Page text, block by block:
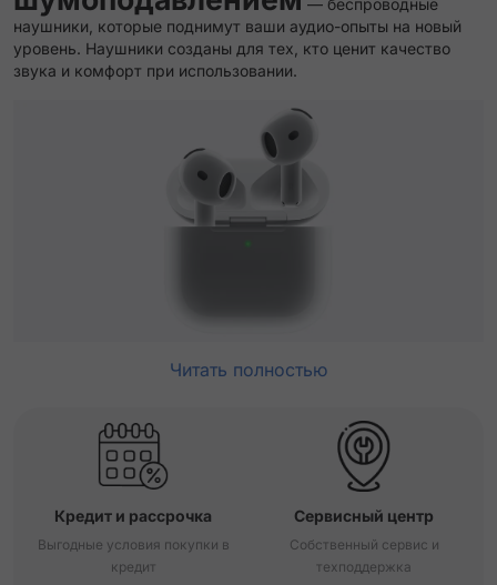
— беспроводные
наушники, которые поднимут ваши аудио-опыты на новый
уровень. Наушники созданы для тех, кто ценит качество
звука и комфорт при использовании.
Читать полностью
Кредит и рассрочка
Выгодные условия покупки в
кредит
Сервисный центр
Собственный сервис и
техподдержка